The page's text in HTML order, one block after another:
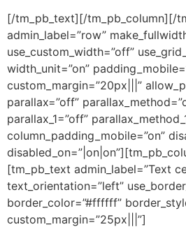
[/tm_pb_text][/tm_pb_column][/
admin_label=”row”
use_custom_width=”off”
width_unit=”on”
custom_margin=”20px|||”
parallax=”off”
parallax_1=”off”
column_padding_mobile=”on”
[tm_pb_text admin_label=”Text
text_orientation=”left”
border_color=”#ffffff”
custom_margin=”25px|||”]